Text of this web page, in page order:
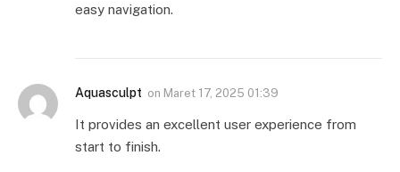
easy navigation.
Aquasculpt on Maret 17, 2025 01:39
It provides an excellent user experience from
start to finish.